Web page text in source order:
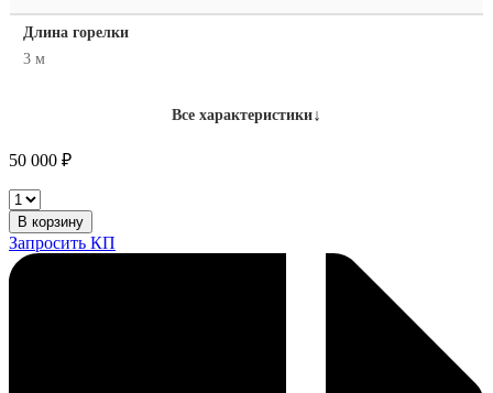
Длина горелки
3 м
Все характеристики↓
50 000 ₽
ТСС
PRO
TIG/MMA-
300P
AC/DC
В корзину
Запросить КП